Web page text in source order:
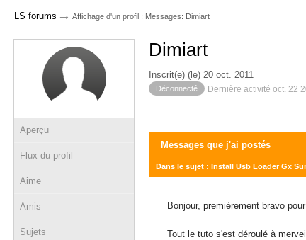
LS forums → Affichage d'un profil : Messages: Dimiart
Aperçu
Flux du profil
Aime
Amis
Sujets
Dimiart
Inscrit(e) (le) 20 oct. 2011
Déconnecté Dernière activité oct. 22
Messages que j'ai postés
Dans le sujet : Install Usb Loader Gx
Bonjour, premièrement bravo
Tout le tuto s'est déroulé à